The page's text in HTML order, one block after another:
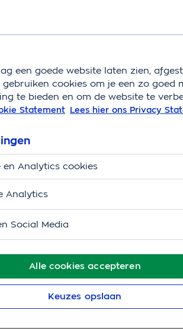
Autoschade voorkomen
Hoe zit
je
een goede website laten zien,
cookies om je een zo goed
te bieden en om de website te
Statement Lees hier ons Privacy
Alle cookies accepteren
en Analytics cookies
Analytics
Social Media
Keuzes opslaan